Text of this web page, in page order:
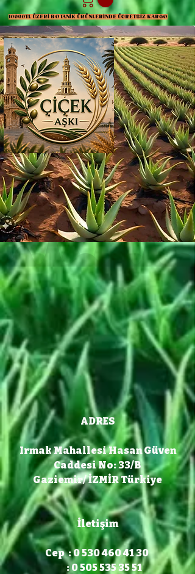
10000TL ÜZERİ BOTANİK ÜRÜNLERİNDE ÜCRETSİZ KARGO
ADRES
Irmak Mahallesi Hasan Güven
Caddesi No: 33/B
Gaziemir/ İZMİR Türkiye
İletişim
Cep : 0 530 460 41 30
: 0 505 535 35 51